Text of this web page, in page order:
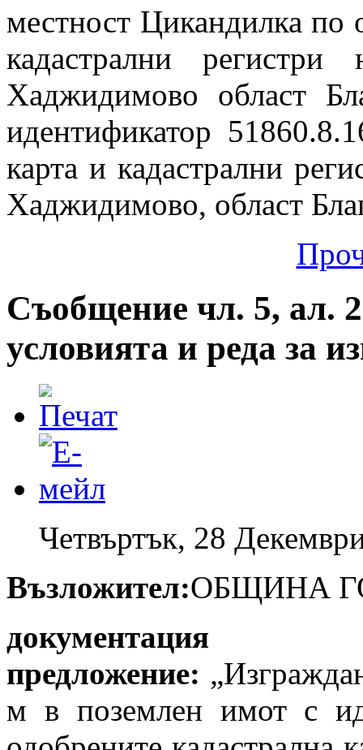
местност Цикандилка по
кадастрални
Хаджидимово област
идентификатор
карта и кадастрални
Хаджидимово, област
Съобщение чл. 5, ал.
условията и реда за
Четвъртък, 28
Възложител:ОБЩИНА
документация
предложение:
м в поземлен имот с